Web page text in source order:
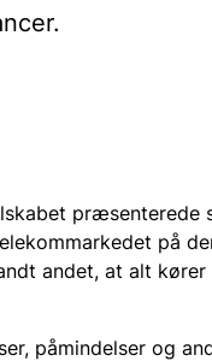
præsenterede
på
andet, at alt
påmindelser og